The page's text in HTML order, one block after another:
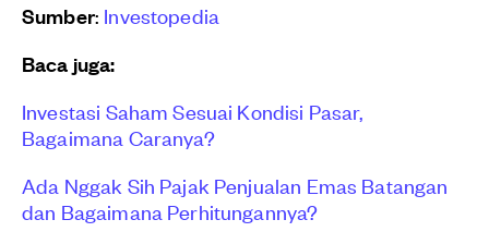
Sumber: Investopedia
Baca juga:
Investasi Saham Sesuai Kondisi Pasar,
Bagaimana Caranya?
Ada Nggak Sih Pajak Penjualan Emas Batangan
dan Bagaimana Perhitungannya?